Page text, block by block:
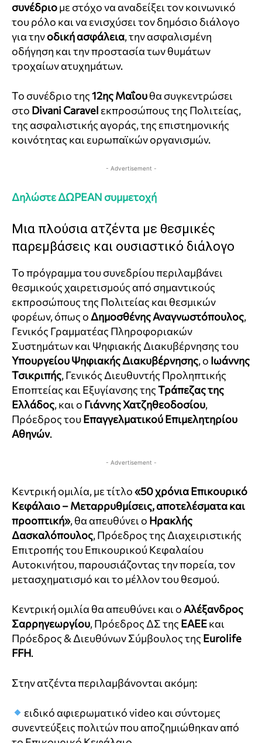
συνέδριομε στόχο να αναδείξει τον κοινωνικό
του ρόλο και να ενισχύσει τον δημόσιο διάλογο
για τηνοδική ασφάλεια, την ασφαλισμένη
οδήγηση και την προστασία των θυμάτων
τροχαίων ατυχημάτων.
Το συνέδριο της12ης Μαΐουθα συγκεντρώσει
στο Divani Caravel εκπροσώπους της Πολιτείας,
της ασφαλιστικής αγοράς, της επιστημονικής
κοινότητας και ευρωπαϊκών οργανισμών.
- Advertisement -
Δηλώστε ΔΩΡΕΑΝ συμμετοχή
Μια πλούσια ατζέντα με θεσμικές
παρεμβάσεις και ουσιαστικό διάλογο
Το πρόγραμμα του συνεδρίου περιλαμβάνει
θεσμικούς χαιρετισμούς από σημαντικούς
εκπροσώπους της Πολιτείας και θεσμικών
φορέων, όπως ο Δημοσθένης Αναγνωστόπουλος,
Γενικός Γραμματέας Πληροφοριακών
Συστημάτων και Ψηφιακής Διακυβέρνησης του
Υπουργείου Ψηφιακής Διακυβέρνησης, ο Ιωάννης
Τσικριπής, Γενικός Διευθυντής Προληπτικής
Εποπτείας και Εξυγίανσης τηςΤράπεζας της
Ελλάδος, και ο Γιάννης Χατζηθεοδοσίου,
Πρόεδρος τουΕπαγγελματικού Επιμελητηρίου
Αθηνών.
- Advertisement -
Κεντρική ομιλία, με τίτλο«50 χρόνια Επικουρικό
Κεφάλαιο – Μεταρρυθμίσεις, αποτελέσματα και
προοπτική», θα απευθύνει ο Ηρακλής
Δασκαλόπουλος, Πρόεδρος της Διαχειριστικής
Επιτροπής του Επικουρικού Κεφαλαίου
Αυτοκινήτου, παρουσιάζοντας την πορεία, τον
μετασχηματισμό και το μέλλον του θεσμού.
Κεντρική ομιλία θα απευθύνει και οΑλέξανδρος
Σαρρηγεωργίου, Πρόεδρος ΔΣ της ΕΑΕΕκαι
Πρόεδρος & Διευθύνων Σύμβουλος της Eurolife
FFH.
Στην ατζέντα περιλαμβάνονται ακόμη:
ειδικό αφιερωματικό video και σύντομες
συνεντεύξεις πολιτών που αποζημιώθηκαν από